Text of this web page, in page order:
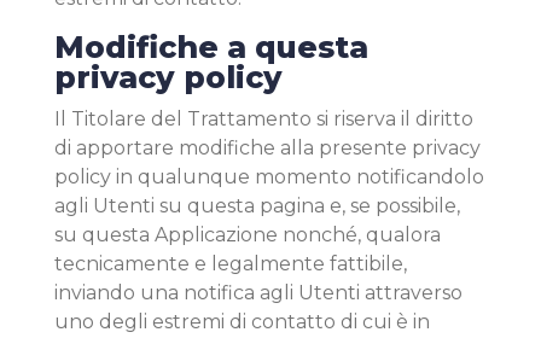
Modifiche a questa
privacy policy
Il Titolare del Trattamento si riserva il diritto
di apportare modifiche alla presente privacy
policy in qualunque momento notificandolo
agli Utenti su questa pagina e, se possibile,
su questa Applicazione nonché, qualora
tecnicamente e legalmente fattibile,
inviando una notifica agli Utenti attraverso
uno degli estremi di contatto di cui è in